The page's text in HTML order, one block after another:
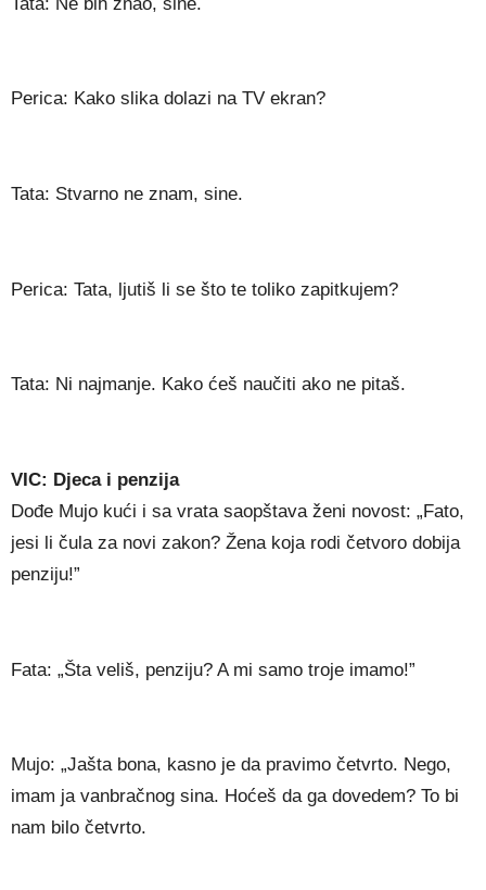
Perica: Kako slika dolazi na TV ekran?
Tata: Stvarno ne znam, sine.
Perica: Tata, ljutiš li se što te toliko zapitkujem?
Tata: Ni najmanje. Kako ćeš naučiti ako ne pitaš.
VIC: Djeca i penzija
Dođe Mujo kući i sa vrata saopštava ženi novost: „Fato,
jesi li čula za novi zakon? Žena koja rodi četvoro dobija
penziju!”
Fata: „Šta veliš, penziju? A mi samo troje imamo!”
Mujo: „Jašta bona, kasno je da pravimo četvrto. Nego,
imam ja vanbračnog sina. Hoćeš da ga dovedem? To bi
nam bilo četvrto.